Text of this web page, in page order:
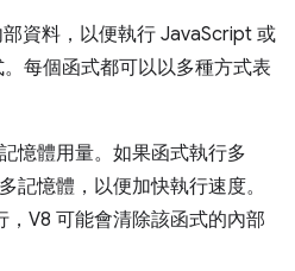
資料，以便執行 JavaScript 或
每個函式都可以以多種方式表
憶體用量。如果函式執行多
記憶體，以便加快執行速度。
V8 可能會清除該函式的內部